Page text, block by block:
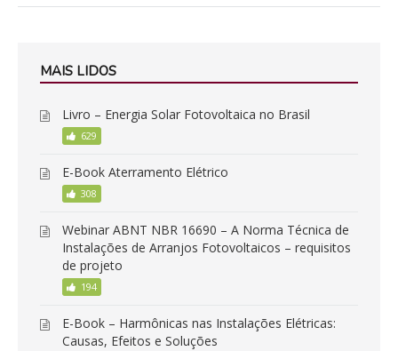
MAIS LIDOS
Livro – Energia Solar Fotovoltaica no Brasil
629
E-Book Aterramento Elétrico
308
Webinar ABNT NBR 16690 – A Norma Técnica de
Instalações de Arranjos Fotovoltaicos – requisitos
de projeto
194
E-Book – Harmônicas nas Instalações Elétricas:
Causas, Efeitos e Soluções